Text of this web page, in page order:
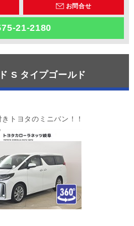
お問合せ
21-2180
S タイプゴールド
トヨタのミニバン！！